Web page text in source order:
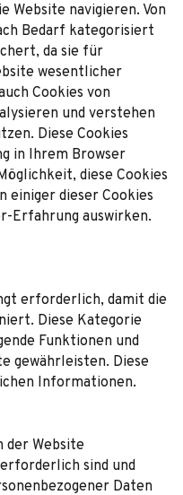
Website navigieren. Von
Bedarf kategorisiert
da sie für
wesentlicher
Cookies von
und verstehen
Diese Cookies
in Ihrem Browser
diese Cookies
einiger dieser Cookies
Erfahrung auswirken.
erforderlich, damit die
Diese Kategorie
Funktionen und
gewährleisten. Diese
Informationen.
der Website
sind und
Daten